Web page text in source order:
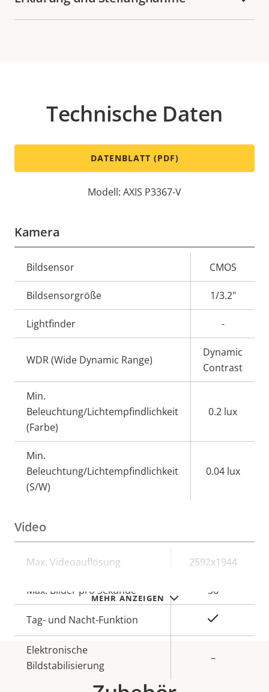
MEHR ANZEIGEN
Technische Daten
DATENBLATT (PDF)
Modell: AXIS P3367-V
Kamera
Eigentumsbeschreibung Eigentumswert
Bildsensor CMOS
Bildsensorgröße 1/3.2"
Lightfinder -
WDR (Wide Dynamic Range)
Dynamic
Contrast
Min.
Beleuchtung/Lichtempfindlichkeit
(Farbe)
0.2 lux
Min.
Beleuchtung/Lichtempfindlichkeit
(S/W)
0.04 lux
Video
Eigentumsbeschreibung Eigentumswert
Max. Videoauflösung 2592x1944
Max. Bilder pro Sekunde 30
Tag- und Nacht-Funktion
Elektronische
Bildstabilisierung
–